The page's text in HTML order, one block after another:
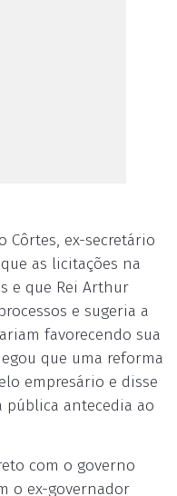
Côrtes, ex-secretário
as licitações na
e que Rei Arthur
e sugeria a
favorecendo sua
que uma reforma
empresário e disse
pública antecedia ao
com o governo
o ex-governador